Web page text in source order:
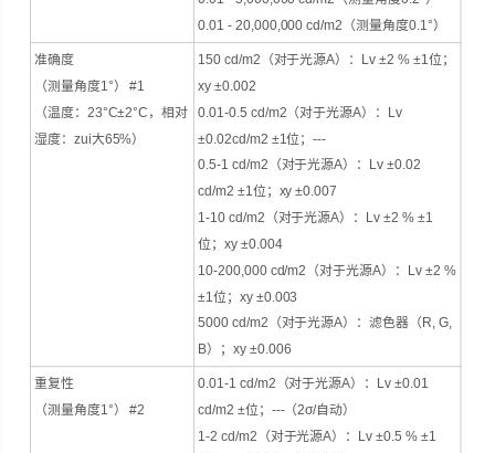
0.01 - 20,000,000 cd/m2（测量角度0.1°）
准确度
（测量角度1°） #1
（温度：23°C±2°C，相对
湿度：zui大65%）
150 cd/m2（对于光源A）：Lv ±2 % ±1位；
xy ±0.002
0.01-0.5 cd/m2（对于光源A）：Lv
±0.02cd/m2 ±1位；---
0.5-1 cd/m2（对于光源A）：Lv ±0.02
cd/m2 ±1位；xy ±0.007
1-10 cd/m2（对于光源A）：Lv ±2 % ±1
位；xy ±0.004
10-200,000 cd/m2（对于光源A）：Lv ±2 %
±1位；xy ±0.003
5000 cd/m2（对于光源A）：滤色器（R, G,
B）；xy ±0.006
重复性
（测量角度1°） #2
0.01-1 cd/m2（对于光源A）：Lv ±0.01
cd/m2 ±位；---（2σ/自动）
1-2 cd/m2（对于光源A）：Lv ±0.5 % ±1